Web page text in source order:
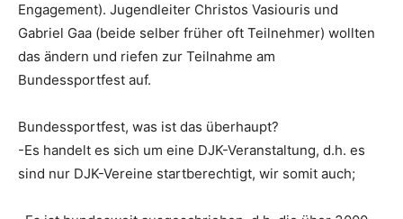
Engagement). Jugendleiter Christos Vasiouris und
Gabriel Gaa (beide selber früher oft Teilnehmer) wollten
das ändern und riefen zur Teilnahme am
Bundessportfest auf.
Bundessportfest, was ist das überhaupt?
-Es handelt es sich um eine DJK-Veranstaltung, d.h. es
sind nur DJK-Vereine startberechtigt, wir somit auch;